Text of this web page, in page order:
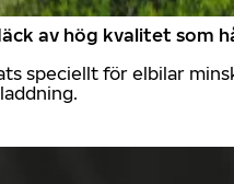
av hög kvalitet som
speciellt för elbilar